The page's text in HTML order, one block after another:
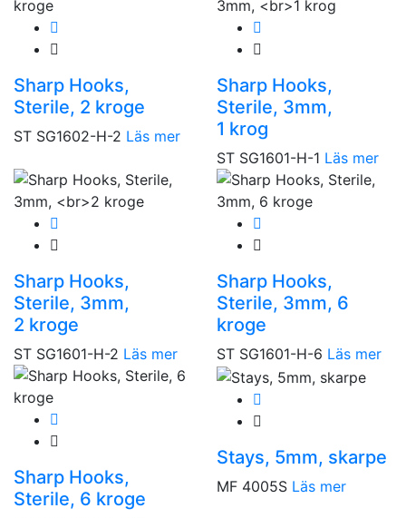
Sharp Hooks,
Sterile, 2 kroge
ST SG1602-H-2 Läs mer
Sharp Hooks,
Sterile, 3mm,
1 krog
ST SG1601-H-1 Läs mer
Sharp Hooks,
Sterile, 3mm,
2 kroge
ST SG1601-H-2 Läs mer
Sharp Hooks,
Sterile, 3mm, 6
kroge
ST SG1601-H-6 Läs mer
Sharp Hooks,
Sterile, 6 kroge
Stays, 5mm, skarpe
MF 4005S Läs mer